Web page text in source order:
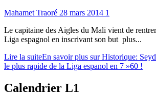
Mahamet Traoré 28 mars 2014 1
Le capitaine des Aigles du Mali vient de
Liga espagnol en inscrivant son but plus...
Lire la suiteEn savoir plus sur Historique:
le plus rapide de la Liga espanol en 7 »60 !
Calendrier L1